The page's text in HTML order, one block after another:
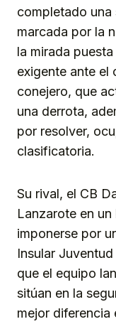
completado una
marcada por la
la mirada
exigente ante el
conejero, que
una derrota,
por resolver,
clasificatoria.
Su rival, el CB
Lanzarote en
imponerse por
Insular
que el equipo
sitúan en la
mejor